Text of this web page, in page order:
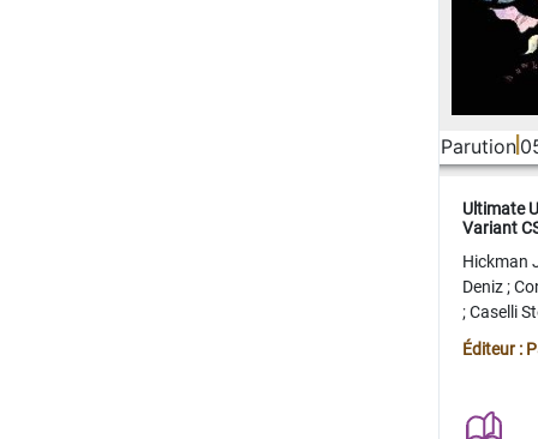
Parution
Ultimate
Variant
Hickman
Deniz;
;Caselli
Juan
Éditeur :